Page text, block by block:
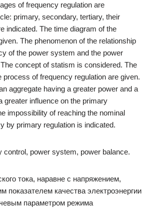
of frequency regulation are
primary, secondary, tertiary, their
indicated. The time diagram of the
The phenomenon of the relationship
of the power system and the power
concept of statism is considered. The
process of frequency regulation are given.
aggregate having a greater power and a
greater influence on the primary
impossibility of reaching the nominal
by primary regulation is indicated.
control, power system, power balance.
тока, наравне с напряжением,
показателем качества электроэнергии
параметром режима